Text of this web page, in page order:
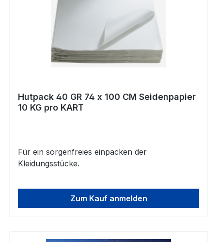
Hutpack 40 GR 74 x 100 CM Seidenpapier
10 KG pro KART
Für ein sorgenfreies einpacken der
Kleidungsstücke.
Zum Kauf anmelden